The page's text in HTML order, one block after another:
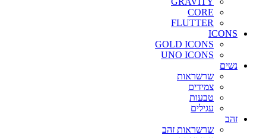
CORE
FLUTTER
ICONS
GOLD ICONS
UNO ICONS
נשים
שרשראות
צמידים
טבעות
עגילים
זהב
שרשראות זהב